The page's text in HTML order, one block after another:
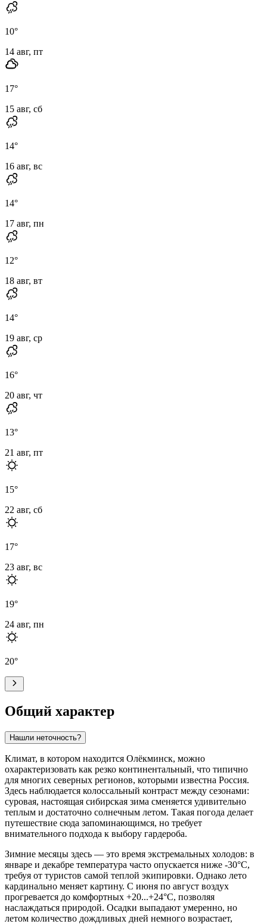
10°
14 авг, пт
17°
15 авг, сб
14°
16 авг, вс
14°
17 авг, пн
12°
18 авг, вт
14°
19 авг, ср
16°
20 авг, чт
13°
21 авг, пт
15°
22 авг, сб
17°
23 авг, вс
19°
24 авг, пн
20°
Общий характер
Нашли неточность?
Климат, в котором находится Олёкминск, можно
охарактеризовать как резко континентальный, что типично
для многих северных регионов, которыми известна Россия.
Здесь наблюдается колоссальный контраст между сезонами:
суровая, настоящая сибирская зима сменяется удивительно
теплым и достаточно солнечным летом. Такая погода делает
путешествие сюда запоминающимся, но требует
внимательного подхода к выбору гардероба.
Зимние месяцы здесь — это время экстремальных холодов: в
январе и декабре температура часто опускается ниже -30°C,
требуя от туристов самой теплой экипировки. Однако лето
кардинально меняет картину. С июня по август воздух
прогревается до комфортных +20...+24°C, позволяя
наслаждаться природой. Осадки выпадают умеренно, но
летом количество дождливых дней немного возрастает,